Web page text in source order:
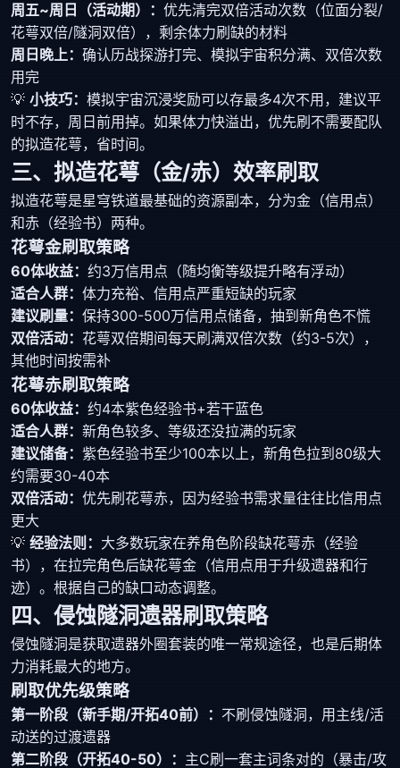
周五~周日（活动期）： 优先清完双倍活动次数（位面分裂/
花萼双倍/隧洞双倍），剩余体力刷缺的材料
周日晚上： 确认历战探游打完、模拟宇宙积分满、双倍次数
用完
💡 小技巧： 模拟宇宙沉浸奖励可以存最多4次不用，建议平
时不存，周日前用掉。如果体力快溢出，优先刷不需要配队
的拟造花萼，省时间。
三、拟造花萼（金/赤）效率刷取
拟造花萼是星穹铁道最基础的资源副本，分为金（信用点）
和赤（经验书）两种。
花萼金刷取策略
60体收益： 约3万信用点（随均衡等级提升略有浮动）
适合人群： 体力充裕、信用点严重短缺的玩家
建议刷量： 保持300-500万信用点储备，抽到新角色不慌
双倍活动： 花萼双倍期间每天刷满双倍次数（约3-5次），
其他时间按需补
花萼赤刷取策略
60体收益： 约4本紫色经验书+若干蓝色
适合人群： 新角色较多、等级还没拉满的玩家
建议储备： 紫色经验书至少100本以上，新角色拉到80级大
约需要30-40本
双倍活动： 优先刷花萼赤，因为经验书需求量往往比信用点
更大
💡 经验法则： 大多数玩家在养角色阶段缺花萼赤（经验
书），在拉完角色后缺花萼金（信用点用于升级遗器和行
迹）。根据自己的缺口动态调整。
四、侵蚀隧洞遗器刷取策略
侵蚀隧洞是获取遗器外圈套装的唯一常规途径，也是后期体
力消耗最大的地方。
刷取优先级策略
第一阶段（新手期/开拓40前）： 不刷侵蚀隧洞，用主线/活
动送的过渡遗器
第二阶段（开拓40-50）： 主C刷一套主词条对的（暴击/攻